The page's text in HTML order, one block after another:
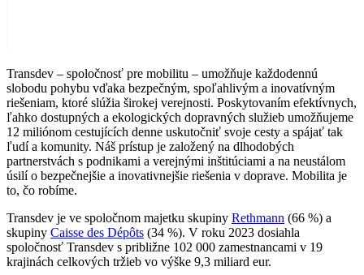
Transdev – spoločnosť pre mobilitu – umožňuje každodennú
slobodu pohybu vďaka bezpečným, spoľahlivým a inovatívným
riešeniam, ktoré slúžia širokej verejnosti. Poskytovaním efektívnych,
ľahko dostupných a ekologických dopravných služieb umožňujeme
12 miliónom cestujících denne uskutočniť svoje cesty a spájať tak
ľudí a komunity. Náš prístup je založený na dlhodobých
partnerstvách s podnikami a verejnými inštitúciami a na neustálom
úsilí o bezpečnejšie a inovativnejšie riešenia v doprave. Mobilita je
to, čo robíme.
Transdev je ve spoločnom majetku skupiny Rethmann (66 %) a
skupiny Caisse des Dépôts (34 %). V roku 2023 dosiahla
spoločnosť Transdev s približne 102 000 zamestnancami v 19
krajinách celkových tržieb vo výške 9,3 miliard eur.